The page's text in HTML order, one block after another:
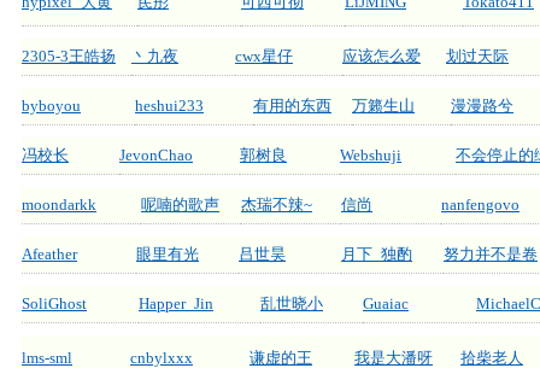
2305-3王皓扬 丶九夜 cwx星仔 应该怎么爱 划过天际
byboyou heshui233 有用的东西 万籁生山 漫漫路兮
冯校长 JevonChao 郭树良 Webshuji 不会停止的
moondarkk 呢喃的歌声 杰瑞不辣~ 信尚 nanfengovo
Afeather 眼里有光 吕世昊 月下_独酌 努力并不是卷
SoliGhost Happer_Jin 乱世晓小 Guaiac
lms-sml cnbylxxx 谦虚的王 我是大潘呀 拾柴老人